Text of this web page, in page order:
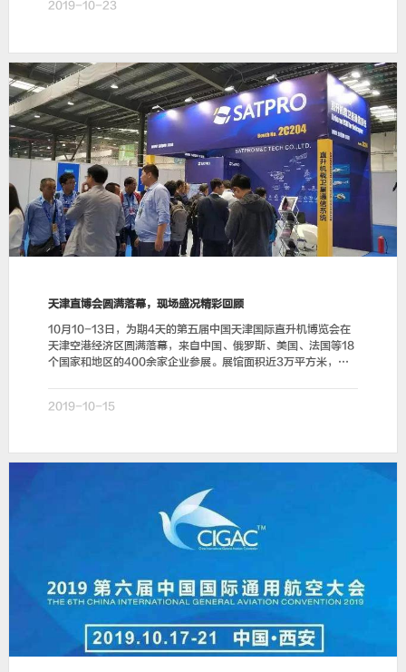
2019-10-23
天津直博会圆满落幕，现场盛况精彩回顾
10月10-13日，为期4天的第五届中国天津国际直升机博览会在
天津空港经济区圆满落幕，来自中国、俄罗斯、美国、法国等18
个国家和地区的400余家企业参展。展馆面积近3万平方米，共
2019-10-15